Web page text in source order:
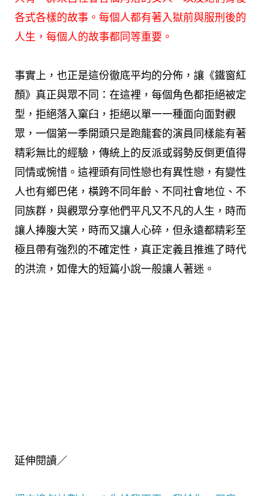
各式各樣的故事。每個人都有著入獄前與服刑後的
人生，每個人的故事都同等重要。
事實上，也正是這份徹底平均的分佈，讓《鐵窗紅
顏》真正與眾不同：在這裡，每個角色都拒絕被定
型，拒絕落入窠臼，拒絕以單一一種面向面對觀
眾，一個第一季開頭只是跑龍套的演員同樣能有著
精彩無比的經驗，傳統上的反派或弱勢反倒更值得
同情或惋惜。這裡頭有同性戀也有異性戀，有變性
人也有鄉巴佬，橫跨不同年齡、不同社會地位、不
同族群，與觀眾分享他們平凡又不凡的人生，時而
讓人捧腹大笑，時而又讓人心碎，但永遠都精彩至
極且帶有強烈的不確定性，真正定義且推進了時代
的洪流，如偉大的短篇小說一般讓人著迷。
延伸閱讀／